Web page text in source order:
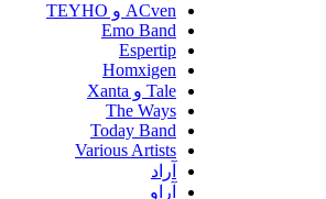
ACven و TEYHO
Emo Band
Espertip
Homxigen
Tale و Xanta
The Ways
Today Band
Various Artists